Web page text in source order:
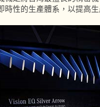
時性的生產體系，以提高